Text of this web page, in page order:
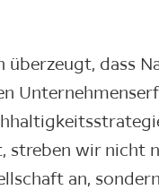
dass
streben wir nicht
an,